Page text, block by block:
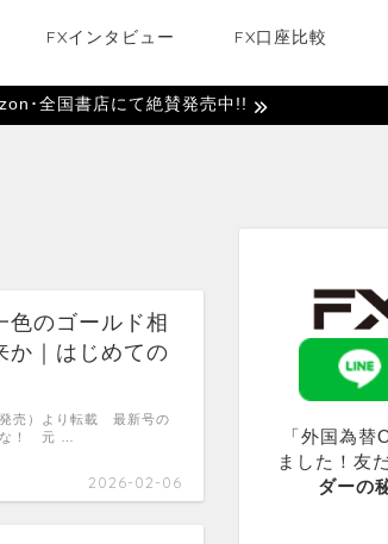
FXインタビュー FX口座比較
･全国書店にて絶賛発売中!!
色のゴールド相
か｜はじめての
2026-02-06
売）より転載 最新号の
な！ 元 …
「外国為
ました！友
ダーの